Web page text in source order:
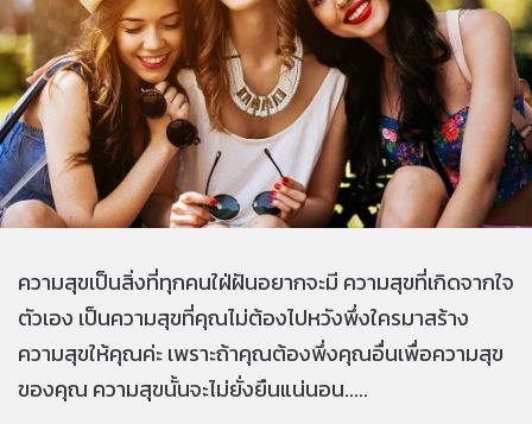
ความสุขเป็นสิ่งที่ทุกคนใฝ่ฝันอยากจะมี ความสุขที่เกิดจากใจ
ตัวเอง เป็นความสุขที่คุณไม่ต้องไปหวังพึ่งใครมาสร้าง
ความสุขให้คุณค่ะ เพราะถ้าคุณต้องพึ่งคุณอื่นเพื่อความสุข
ของคุณ ความสุขนั้นจะไม่ยั่งยืนแน่นอน.....